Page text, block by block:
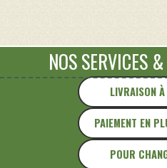
LIVRAISON
PAIEMENT EN
NOS SERVICES &
POUR